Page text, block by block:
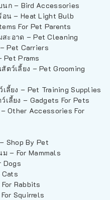
ก – Bird Accessories
น – Heat Light Bulb
For Pet Parents
ะอาด – Pet Cleaning
Pet Carriers
Pet Prams
ว์เลี้ยง – Pet Grooming
ลี้ยง – Pet Training Supplies
เลี้ยง – Gadgets For Pets
Other Accessories For
Shop By Pet
– For Mammals
Dogs
Cats
Rabbits
Squirrels